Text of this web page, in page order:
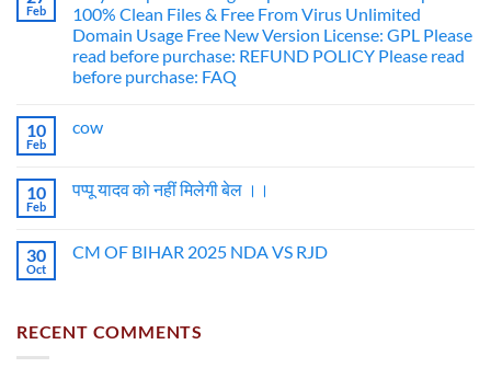
Feb
100% Clean Files & Free From Virus Unlimited
Domain Usage Free New Version License: GPL Please
read before purchase: REFUND POLICY Please read
before purchase: FAQ
10
Feb
cow
10
Feb
पप्पू यादव को नहीं मिलेगी बेल ।।
30
Oct
CM OF BIHAR 2025 NDA VS RJD
RECENT COMMENTS